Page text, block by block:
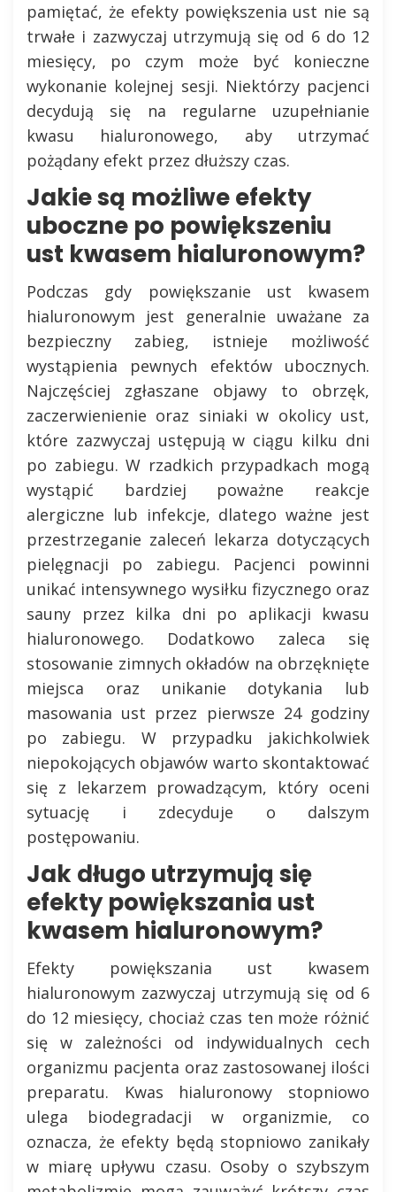
pamiętać, że efekty powiększenia ust nie są
trwałe i zazwyczaj utrzymują się od 6 do 12
miesięcy, po czym może być konieczne
wykonanie kolejnej sesji. Niektórzy pacjenci
decydują się na regularne uzupełnianie
kwasu hialuronowego, aby utrzymać
pożądany efekt przez dłuższy czas.
Jakie są możliwe efekty
uboczne po powiększeniu
ust kwasem hialuronowym?
Podczas gdy powiększanie ust kwasem
hialuronowym jest generalnie uważane za
bezpieczny zabieg, istnieje możliwość
wystąpienia pewnych efektów ubocznych.
Najczęściej zgłaszane objawy to obrzęk,
zaczerwienienie oraz siniaki w okolicy ust,
które zazwyczaj ustępują w ciągu kilku dni
po zabiegu. W rzadkich przypadkach mogą
wystąpić bardziej poważne reakcje
alergiczne lub infekcje, dlatego ważne jest
przestrzeganie zaleceń lekarza dotyczących
pielęgnacji po zabiegu. Pacjenci powinni
unikać intensywnego wysiłku fizycznego oraz
sauny przez kilka dni po aplikacji kwasu
hialuronowego. Dodatkowo zaleca się
stosowanie zimnych okładów na obrzęknięte
miejsca oraz unikanie dotykania lub
masowania ust przez pierwsze 24 godziny
po zabiegu. W przypadku jakichkolwiek
niepokojących objawów warto skontaktować
się z lekarzem prowadzącym, który oceni
sytuację i zdecyduje o dalszym
postępowaniu.
Jak długo utrzymują się
efekty powiększania ust
kwasem hialuronowym?
Efekty powiększania ust kwasem
hialuronowym zazwyczaj utrzymują się od 6
do 12 miesięcy, chociaż czas ten może różnić
się w zależności od indywidualnych cech
organizmu pacjenta oraz zastosowanej ilości
preparatu. Kwas hialuronowy stopniowo
ulega biodegradacji w organizmie, co
oznacza, że efekty będą stopniowo zanikały
w miarę upływu czasu. Osoby o szybszym